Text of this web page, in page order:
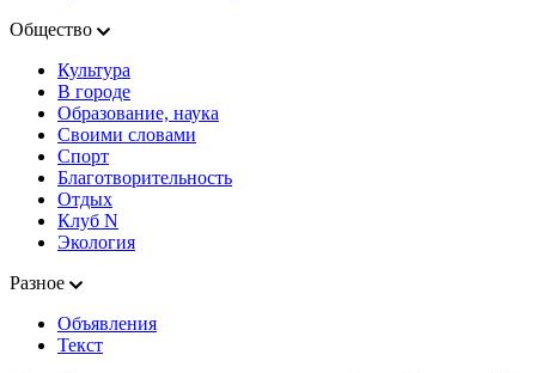
Общество
Культура
В городе
Образование, наука
Своими словами
Спорт
Благотворительность
Отдых
Клуб N
Экология
Разное
Объявления
Текст